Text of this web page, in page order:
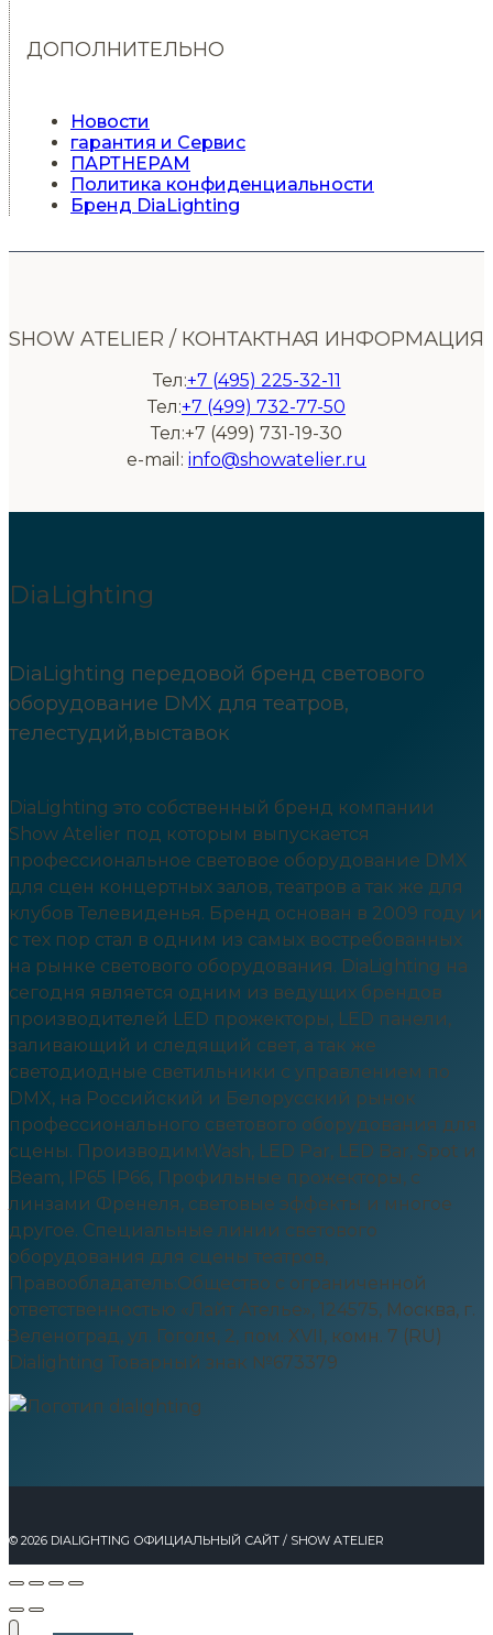
ДОПОЛНИТЕЛЬНО
Новости
гарантия и Сервис
ПАРТНЕРАМ
Политика конфиденциальности
Бренд DiaLighting
SHOW ATELIER / КОНТАКТНАЯ ИНФОРМАЦИЯ
Тел:+7 (495) 225-32-11
Тел:+7 (499) 732-77-50
Тел:+7 (499) 731-19-30
e-mail: info@showatelier.ru
DiaLighting
DiaLighting передовой бренд светового
оборудование DMX для театров,
телестудий,выставок
DiaLighting это собственный бренд компании
Show Atelier под которым выпускается
профессиональное световое оборудование DMX
для сцен концертных залов, театров а так же для
клубов Телевиденья. Бренд основан в 2009 году и
с тех пор стал в одним из самых востребованных
на рынке светового оборудования. DiaLighting на
сегодня является одним из ведущих брендов
производителей LED прожекторы, LED панели,
заливающий и следящий свет, а так же
светодиодные светильники с управлением по
DMX, на Российский и Белорусский рынок
профессионального светового оборудования для
сцены. Производим:Wash, LED Par, LED Bar, Spot и
Beam, IP65 IP66, Профильные прожекторы, c
линзами Френеля, световые эффекты и многое
другое. Специальные линии светового
оборудования для сцены театров,
Правообладатель:Общество с ограниченной
ответственностью «Лайт Ателье», 124575, Москва, г.
Зеленоград, ул. Гоголя, 2, пом. XVII, комн. 7 (RU)
Dialighting Товарный знак №673379
© 2026 DIALIGHTING ОФИЦИАЛЬНЫЙ САЙТ / SHOW ATELIER